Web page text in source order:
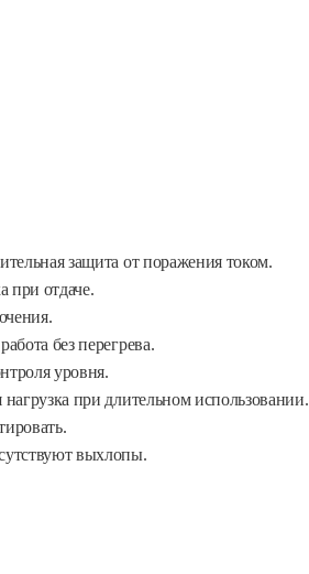
защита от поражения током.
при отдаче.
без перегрева.
уровня.
при длительном использовании.
выхлопы.